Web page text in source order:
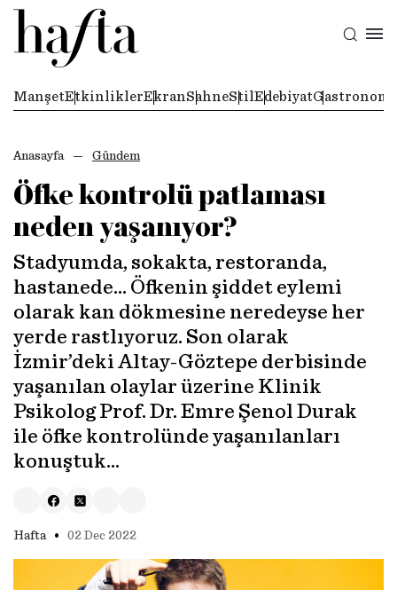
ManşetEtkinliklerEkranSahneStil EdebiyatGastronomi
Anasayfa Gündem
Öfke kontrolü patlaması
neden yaşanıyor?
Stadyumda, sokakta, restoranda,
hastanede… Öfkenin şiddet eylemi
olarak kan dökmesine neredeyse her
yerde rastlıyoruz. Son olarak
İzmir’deki Altay-Göztepe derbisinde
yaşanılan olaylar üzerine Klinik
Psikolog Prof. Dr. Emre Şenol Durak
ile öfke kontrolünde yaşanılanları
konuştuk…
Hafta • 02 Dec 2022